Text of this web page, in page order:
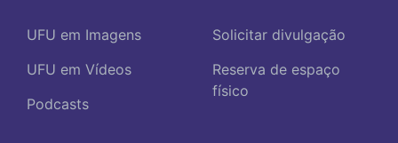
UFU em Imagens
UFU em Vídeos
Podcasts
Solicitar divulgação
Reserva de espaço
físico